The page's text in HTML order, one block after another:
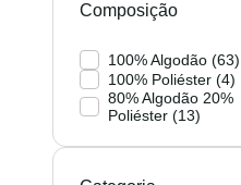
Composição
100% Algodão (63)
100% Poliéster (4)
80% Algodão 20%
Poliéster (13)